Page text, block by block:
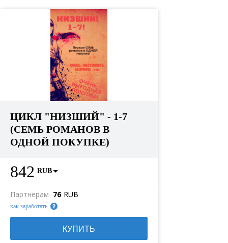
ЦИКЛ "НИЗШИЙ" - 1-7
(СЕМЬ РОМАНОВ В
ОДНОЙ ПОКУПКЕ)
842 RUB
Партнерам 76 RUB
как заработать
КУПИТЬ